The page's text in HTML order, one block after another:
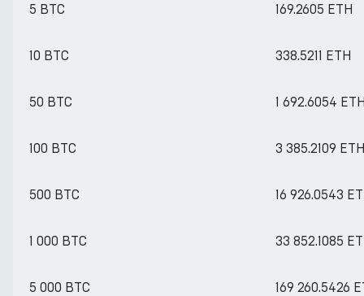
5 BTC 169.2605 ETH
10 BTC 338.5211 ETH
50 BTC 1 692.6054
100 BTC 3 385.2109
500 BTC 16 926.0543
1 000 BTC 33 852.1085
5 000 BTC 169 260.5426